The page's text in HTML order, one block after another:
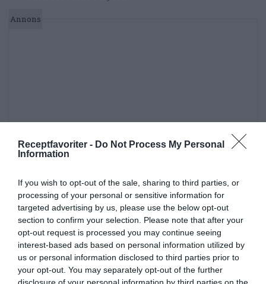
Receptfavoriter - Do Not Process My Personal
Information
If you wish to opt-out of the sale, sharing to third parties, or
processing of your personal or sensitive information for
targeted advertising by us, please use the below opt-out
section to confirm your selection. Please note that after your
opt-out request is processed you may continue seeing
interest-based ads based on personal information utilized by
us or personal information disclosed to third parties prior to
your opt-out. You may separately opt-out of the further
disclosure of your personal information by third parties on the
Gelé Fest
Smörgåsbord